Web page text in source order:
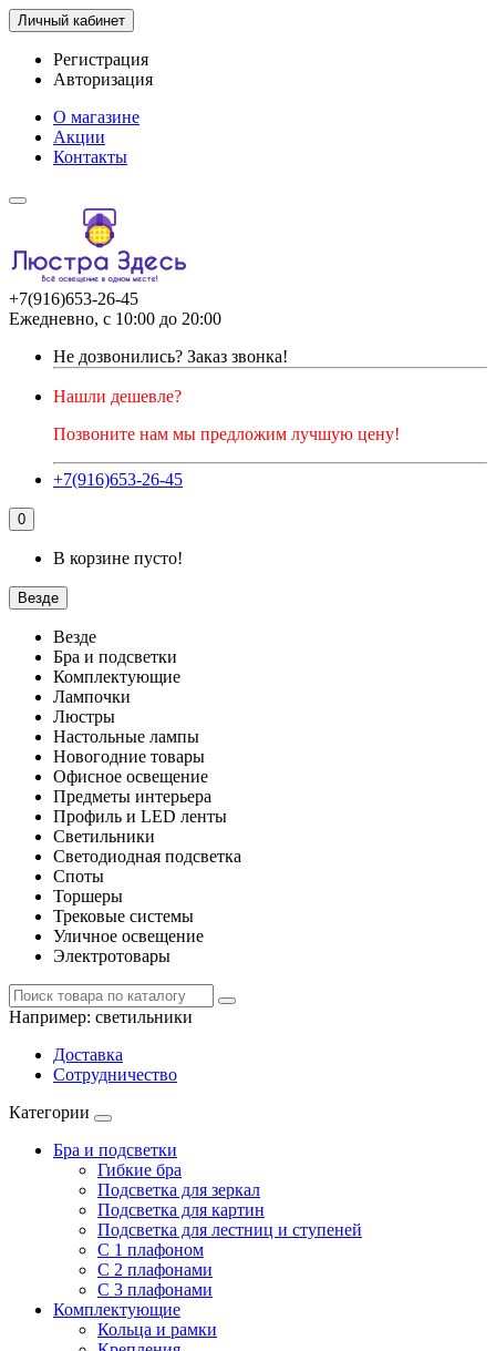
Личный кабинет
Регистрация
Авторизация
О магазине
Акции
Контакты
+7(916)653-26-45
Ежедневно, с 10:00 до 20:00
Не дозвонились? Заказ звонка!
Нашли дешевле?
Позвоните нам мы предложим лучшую цену!
+7(916)653-26-45
0
В корзине пусто!
Везде
Везде
Бра и подсветки
Комплектующие
Лампочки
Люстры
Настольные лампы
Новогодние товары
Офисное освещение
Предметы интерьера
Профиль и LED ленты
Светильники
Светодиодная подсветка
Споты
Торшеры
Трековые системы
Уличное освещение
Электротовары
Например: светильники
Доставка
Сотрудничество
Категории
Бра и подсветки
Гибкие бра
Подсветка для зеркал
Подсветка для картин
Подсветка для лестниц и ступеней
С 1 плафоном
С 2 плафонами
С 3 плафонами
Комплектующие
Кольца и рамки